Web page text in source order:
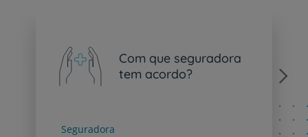
Com que seguradora
tem acordo?
Seguradora
Next